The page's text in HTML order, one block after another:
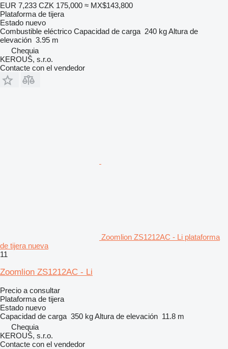
EUR 7,233 CZK 175,000 ≈ MX$143,800
Plataforma de tijera
Estado nuevo
Combustible eléctrico Capacidad de carga 240 kgAltura de
elevación 3.95 m
Chequia
KEROUŠ, s.r.o.
Contacte con el vendedor
Zoomlion ZS1212AC - Li plataforma
de tijera nueva
11
Zoomlion ZS1212AC - Li
Precio a consultar
Plataforma de tijera
Estado nuevo
Capacidad de carga 350 kgAltura de elevación 11.8 m
Chequia
KEROUŠ, s.r.o.
Contacte con el vendedor